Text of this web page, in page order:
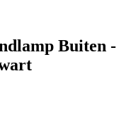
Buiten -